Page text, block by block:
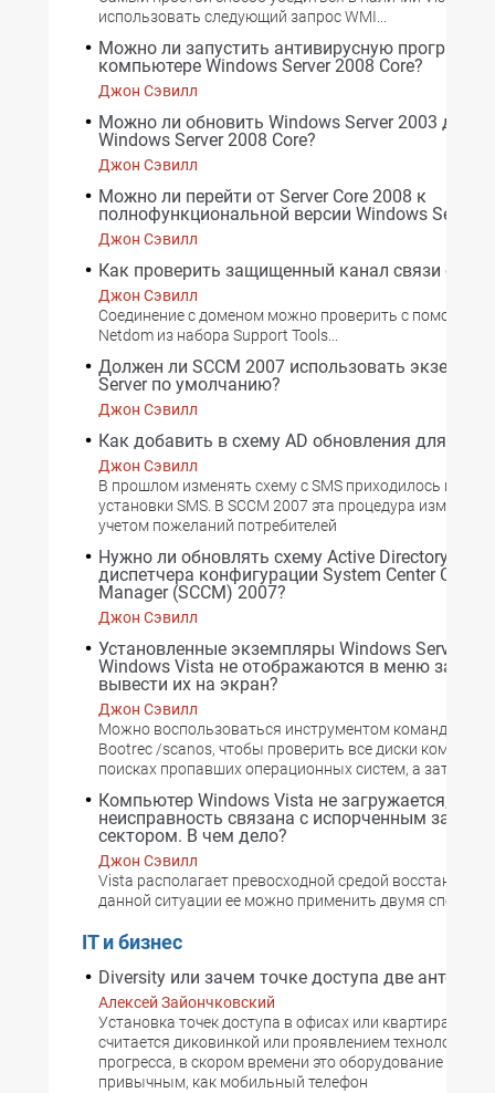
использовать следующий запрос WMI...
Можно ли запустить антивирусную программу
компьютере Windows Server 2008 Core?
Джон Сэвилл
Можно ли обновить Windows Server 2003 до
Windows Server 2008 Core?
Джон Сэвилл
Можно ли перейти от Server Core 2008 к
полнофункциональной версии Windows Server
Джон Сэвилл
Как проверить защищенный канал связи с
Джон Сэвилл
Соединение с доменом можно проверить с помощью
Netdom из набора Support Tools...
Должен ли SCCM 2007 использовать
Server по умолчанию?
Джон Сэвилл
Как добавить в схему AD обновления для
Джон Сэвилл
В прошлом изменять схему с SMS приходилось из
установки SMS. В SCCM 2007 эта процедура
учетом пожеланий потребителей
Нужно ли обновлять схему Active Directory (AD)
диспетчера конфигурации System Center
Manager (SCCM) 2007?
Джон Сэвилл
Установленные экземпляры Windows Server
Windows Vista не отображаются в меню
вывести их на экран?
Джон Сэвилл
Можно воспользоваться инструментом командной
Bootrec /scanos, чтобы проверить все диски
поисках пропавших операционных систем, а затем
Компьютер Windows Vista не загружается, и,
неисправность связана с испорченным
сектором. В чем дело?
Джон Сэвилл
Vista располагает превосходной средой
данной ситуации ее можно применить двумя
IT и бизнес
Diversity или зачем точке доступа две антенны
Алексей Зайончковский
Установка точек доступа в офисах или квартирах уже
считается диковинкой или проявлением
прогресса, в скором времени это оборудование станет
привычным, как мобильный телефон